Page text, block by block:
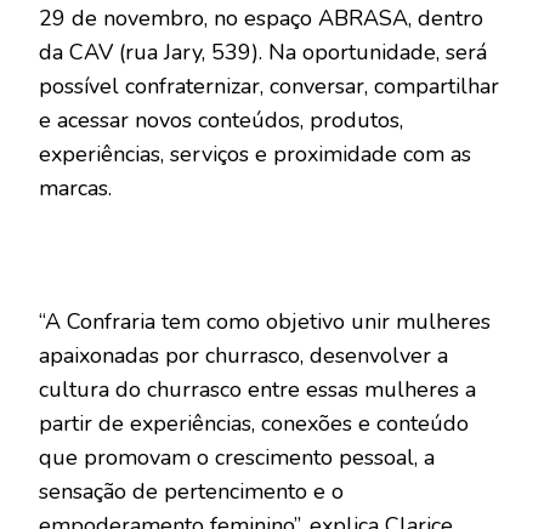
29 de novembro, no espaço ABRASA, dentro
da CAV (rua Jary, 539). Na oportunidade, será
possível confraternizar, conversar, compartilhar
e acessar novos conteúdos, produtos,
experiências, serviços e proximidade com as
marcas.
“A Confraria tem como objetivo unir mulheres
apaixonadas por churrasco, desenvolver a
cultura do churrasco entre essas mulheres a
partir de experiências, conexões e conteúdo
que promovam o crescimento pessoal, a
sensação de pertencimento e o